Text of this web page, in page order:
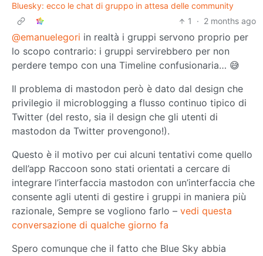
Bluesky: ecco le chat di gruppo in attesa delle community
1
· 2 months ago
@emanuelegori in realtà i gruppi servono proprio per
lo scopo contrario: i gruppi servirebbero per non
perdere tempo con una Timeline confusionaria… 😅
Il problema di mastodon però è dato dal design che
privilegio il microblogging a flusso continuo tipico di
Twitter (del resto, sia il design che gli utenti di
mastodon da Twitter provengono!).
Questo è il motivo per cui alcuni tentativi come quello
dell’app Raccoon sono stati orientati a cercare di
integrare l’interfaccia mastodon con un’interfaccia che
consente agli utenti di gestire i gruppi in maniera più
razionale, Sempre se vogliono farlo – vedi questa
conversazione di qualche giorno fa
Spero comunque che il fatto che Blue Sky abbia